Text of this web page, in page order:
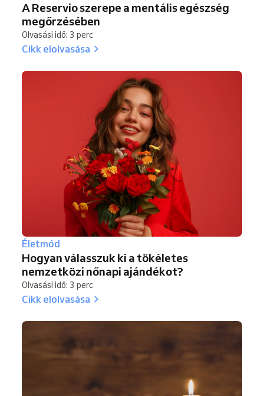
A Reservio szerepe a mentális egészség
megőrzésében
Olvasási idő: 3 perc
Cikk elolvasása
Életmód
Hogyan válasszuk ki a tökéletes
nemzetközi nőnapi ajándékot?
Olvasási idő: 3 perc
Cikk elolvasása